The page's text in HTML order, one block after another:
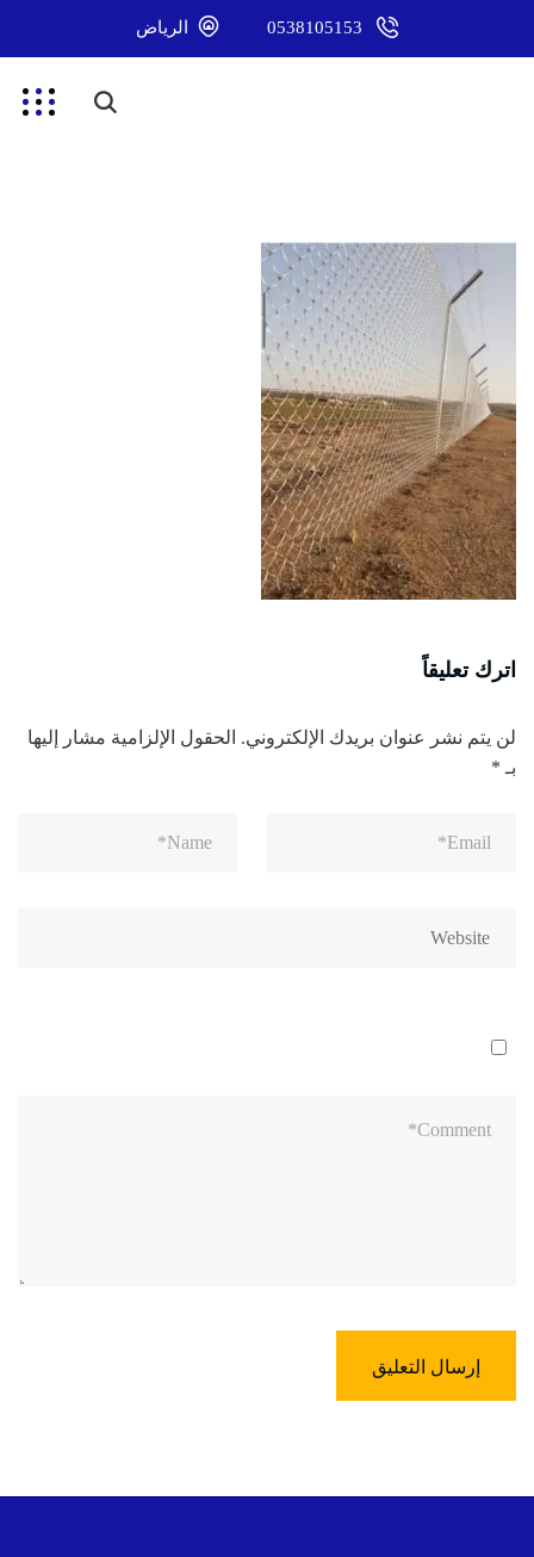
0538105153 الرياض
اترك تعليقاً
لن يتم نشر عنوان بريدك الإلكتروني. الحقول الإلزامية مشار إليها
بـ *